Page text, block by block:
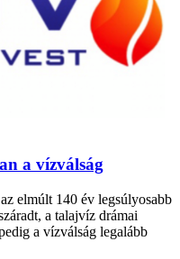
a vízválság
elmúlt 140 év legsúlyosabb
a talajvíz drámai
a vízválság legalább